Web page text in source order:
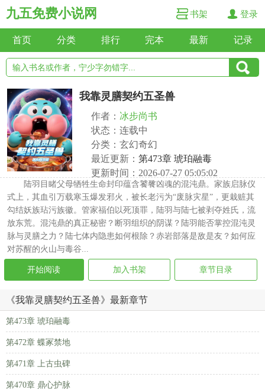
九五免费小说网 书架 登录
首页 分类 排行 完本 最新 记录
我靠灵膳契约五圣兽
作者： 冰步尚书
状态：连载中
分类：玄幻奇幻
最近更新： 第473章 琥珀融毒
更新时间：2026-07-27 05:05:02
陆羽目睹父母牺牲生命封印蕴含饕餮凶魂的混沌鼎。家族启脉仪
式上，其血引万载寒玉爆发邪火，被长老污为“废脉灾星”，更栽赃其
勾结妖族玷污族徽。管家福伯以死顶罪，陆羽与陆七被剥夺姓氏，流
放东荒。混沌鼎的真正秘密？断羽组织的阴谋？陆羽能否掌控混沌灵
脉与灵膳之力？陆七体内隐患如何根除？赤岩部落是敌是友？如何应
对苏醒的火山与毒谷...
开始阅读 加入书架 章节目录
《我靠灵膳契约五圣兽》最新章节
第473章 琥珀融毒
第472章 蝶冢禁地
第471章 上古虫碑
第470章 鼎心护脉